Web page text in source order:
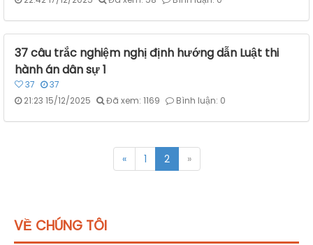
37 câu trắc nghiệm nghị định hướng dẫn Luật thi
hành án dân sự 1
37
37
21:23 15/12/2025
Đã xem: 1169 Bình luận: 0
« 1 2 »
VỀ CHÚNG TÔI